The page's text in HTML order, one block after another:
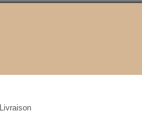
Livraison